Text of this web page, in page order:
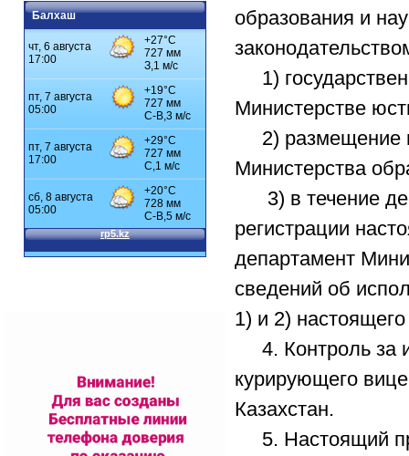
Балхаш
образования и
1)
Министерстве
2) размещение
Министерства
3) в течение
регистрации
департамент
сведений об
1) и 2) настоящего
4. Контроль за
курирующего
Казахстан.
5. Настоящий